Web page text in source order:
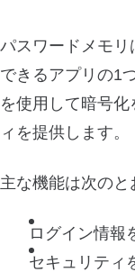
パスワードメモ
できるアプリの1
を使用して暗号
ィを提供します。
主な機能は次のと
ログイン情報
セキュリティ